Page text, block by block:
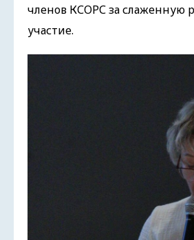
членов КСОРС за слаженную
участие.